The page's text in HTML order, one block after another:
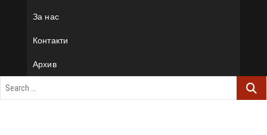
За нас
Контакти
Архив